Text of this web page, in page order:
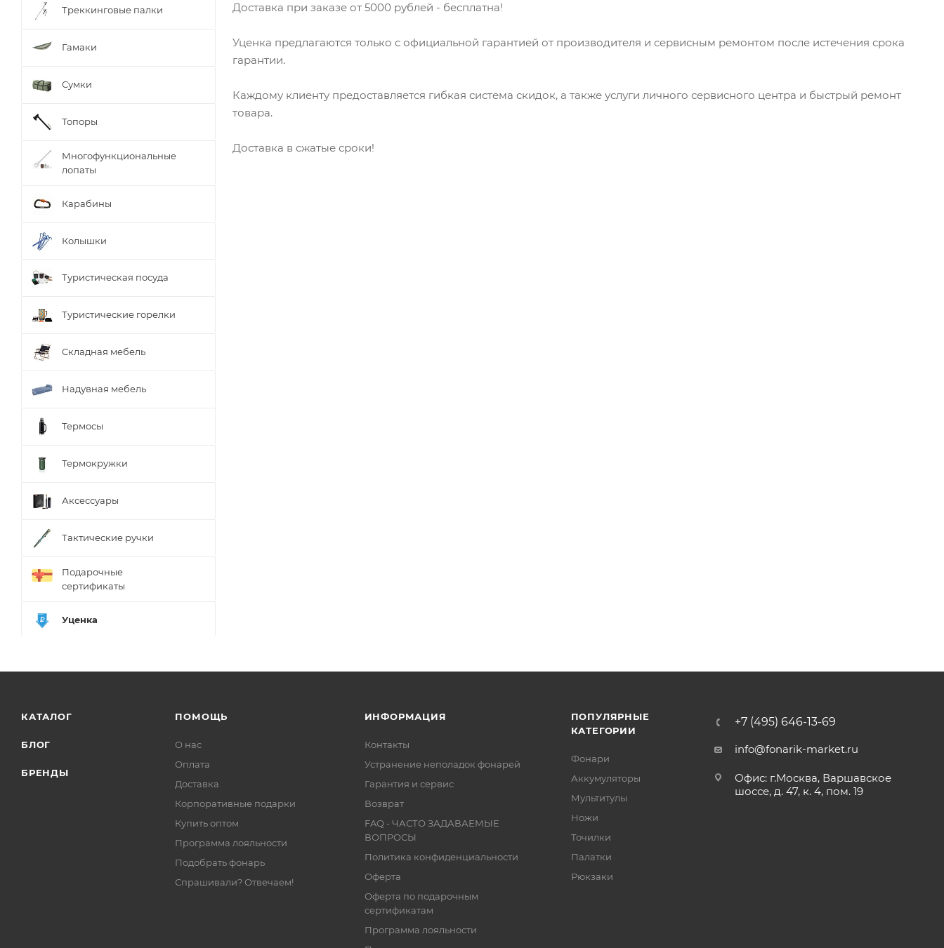
Доставка при заказе от 5000 рублей - бесплатна!
Уценка предлагаются только с официальной гарантией от производителя и сервисным ремонтом после истечения срока
гарантии.
Каждому клиенту предоставляется гибкая система скидок, а также услуги личного сервисного центра и быстрый ремонт
товара.
Доставка в сжатые сроки!
Треккинговые палки
Гамаки
Сумки
Топоры
Многофункциональные
лопаты
Карабины
Колышки
Туристическая посуда
Туристические горелки
Складная мебель
Надувная мебель
Термосы
Термокружки
Аксессуары
Тактические ручки
Подарочные
сертификаты
Уценка
КАТАЛОГ
БЛОГ
БРЕНДЫ
ПОМОЩЬ
О нас
Оплата
Доставка
Корпоративные подарки
Купить оптом
Программа лояльности
Подобрать фонарь
Спрашивали? Отвечаем!
ИНФОРМАЦИЯ
Контакты
Устранение неполадок фонарей
Гарантия и сервис
Возврат
FAQ - ЧАСТО ЗАДАВАЕМЫЕ
ВОПРОСЫ
Политика конфиденциальности
Оферта
Оферта по подарочным
сертификатам
Программа лояльности
ПОПУЛЯРНЫЕ
КАТЕГОРИИ
Фонари
Аккумуляторы
Мультитулы
Ножи
Точилки
Палатки
Рюкзаки
+7 (495) 646-13-69
info@fonarik-market.ru
Офис: г.Москва, Варшавское
шоссе, д. 47, к. 4, пом. 19